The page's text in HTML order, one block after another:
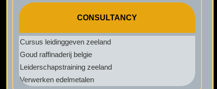
CONSULTANCY
Cursus leidinggeven zeeland
Goud raffinaderij belgie
Leiderschapstraining zeeland
Verwerken edelmetalen